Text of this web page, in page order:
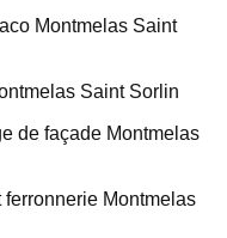
Montmelas Saint
Saint Sorlin
de façade Montmelas
Montmelas